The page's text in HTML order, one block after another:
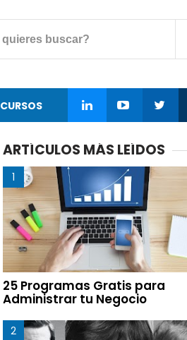
CURSOS
ARTÍCULOS MÁS LEÍDOS
25 Programas Gratis para
Administrar tu Negocio